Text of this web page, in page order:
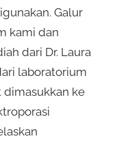
Galur
kami dan
dari Dr. Laura
laboratorium
dimasukkan ke